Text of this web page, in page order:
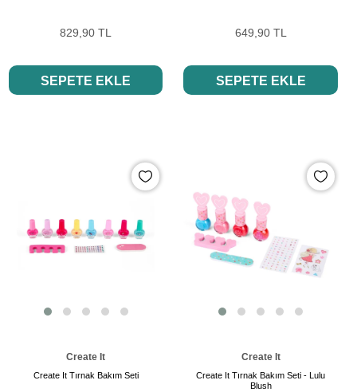
829,90 TL
SEPETE EKLE
649,90 TL
SEPETE EKLE
Create It
Create It Tırnak Bakım Seti
Create It
Create It Tırnak Bakım Seti - Lulu
Blush